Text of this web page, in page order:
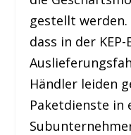
gestellt
dass in der
Händler leiden
Paketdienste in